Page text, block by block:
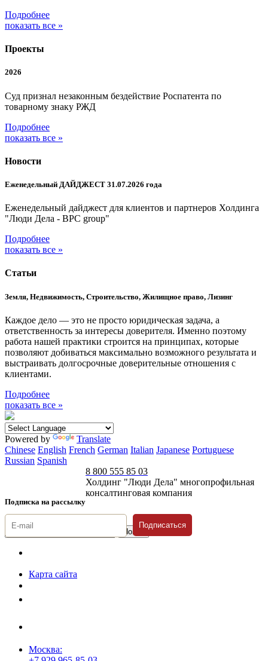
Подробнее
показать все »
Проекты
2026
Суд признал незаконным бездействие Роспатента по
товарному знаку РЖД
Подробнее
показать все »
Новости
Еженедельный ДАЙДЖЕСТ 31.07.2026 года
Еженедельный дайджест для клиентов и партнеров Холдинга
"Люди Дела - BPC group"
Подробнее
показать все »
Статьи
Земля, Недвижимость, Строительство, Жилищное право, Лизинг
Каждое дело — это не просто юридическая задача, а
ответственность за интересы доверителя. Именно поэтому
работа нашей практики строится на принципах, которые
позволяют добиваться максимально возможного результата и
выстраивать долгосрочные доверительные отношения с
клиентами.
Подробнее
показать все »
Powered by
Translate
Chinese English French German Italian Japanese Portuguese
Russian Spanish
Подписка на рассылку
8 800 555 85 03
Холдинг "Люди Дела" многопрофильная
консалтинговая компания
Подписаться
Карта сайта
Москва: